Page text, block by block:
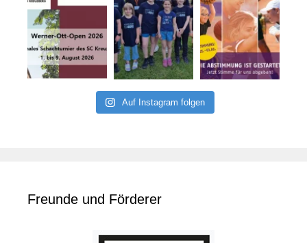
Auf Instagram folgen
Freunde und Förderer